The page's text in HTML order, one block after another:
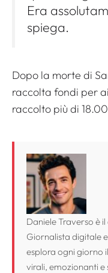
Era
spiega.
Dopo la morte di
raccolta fondi per
raccolto più di
Daniele Traverso è
Giornalista digitale
esplora ogni giorno
virali, emozionanti